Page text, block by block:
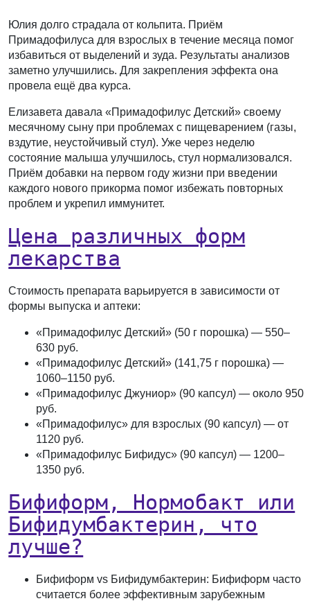
Юлия долго страдала от кольпита. Приём
Примадофилуса для взрослых в течение месяца помог
избавиться от выделений и зуда. Результаты анализов
заметно улучшились. Для закрепления эффекта она
провела ещё два курса.
Елизавета давала «Примадофилус Детский» своему
месячному сыну при проблемах с пищеварением (газы,
вздутие, неустойчивый стул). Уже через неделю
состояние малыша улучшилось, стул нормализовался.
Приём добавки на первом году жизни при введении
каждого нового прикорма помог избежать повторных
проблем и укрепил иммунитет.
Цена различных форм
лекарства
Стоимость препарата варьируется в зависимости от
формы выпуска и аптеки:
«Примадофилус Детский» (50 г порошка) — 550–
630 руб.
«Примадофилус Детский» (141,75 г порошка) —
1060–1150 руб.
«Примадофилус Джуниор» (90 капсул) — около 950
руб.
«Примадофилус» для взрослых (90 капсул) — от
1120 руб.
«Примадофилус Бифидус» (90 капсул) — 1200–
1350 руб.
Бифиформ, Нормобакт или
Бифидумбактерин, что
лучше?
Бифиформ vs Бифидумбактерин: Бифиформ часто
считается более эффективным зарубежным